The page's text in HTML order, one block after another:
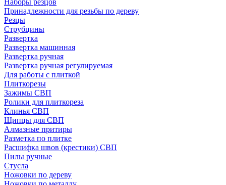
Наборы резцов
Принадлежности для резьбы по дереву
Резцы
Струбцины
Развертка
Развертка машинная
Развертка ручная
Развертка ручная регулируемая
Для работы с плиткой
Плиткорезы
Зажимы СВП
Ролики для плиткореза
Клинья СВП
Щипцы для СВП
Алмазные притиры
Разметка по плитке
Расшифка швов (крестики) СВП
Пилы ручные
Стусла
Ножовки по дереву